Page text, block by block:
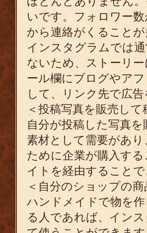
いです。フォロワー
から連絡がくること
インスタグラムでは
ないため、ストーリ
ール欄にブログやア
して、リンク先で広
＜投稿写真を販売して
自分が投稿した写真
素材として需要があ
ために企業が購入す
イトを経由すること
＜自分のショップの
ハンドメイドで物を
る人であれば、イン